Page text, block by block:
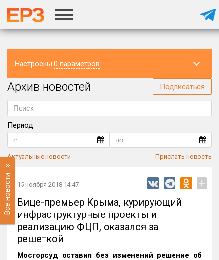
Настроены 0 параметров
Регион
Архив новостей Подписаться
Период
Актуальные новости Прислать новость
Все новости 15 ноября 2018 14:47 +
Вице-премьер Крыма, курирующий
инфраструктурные проекты и
реализацию ФЦП, оказался за
решеткой
Мосгорсуд оставил без изменений решение об